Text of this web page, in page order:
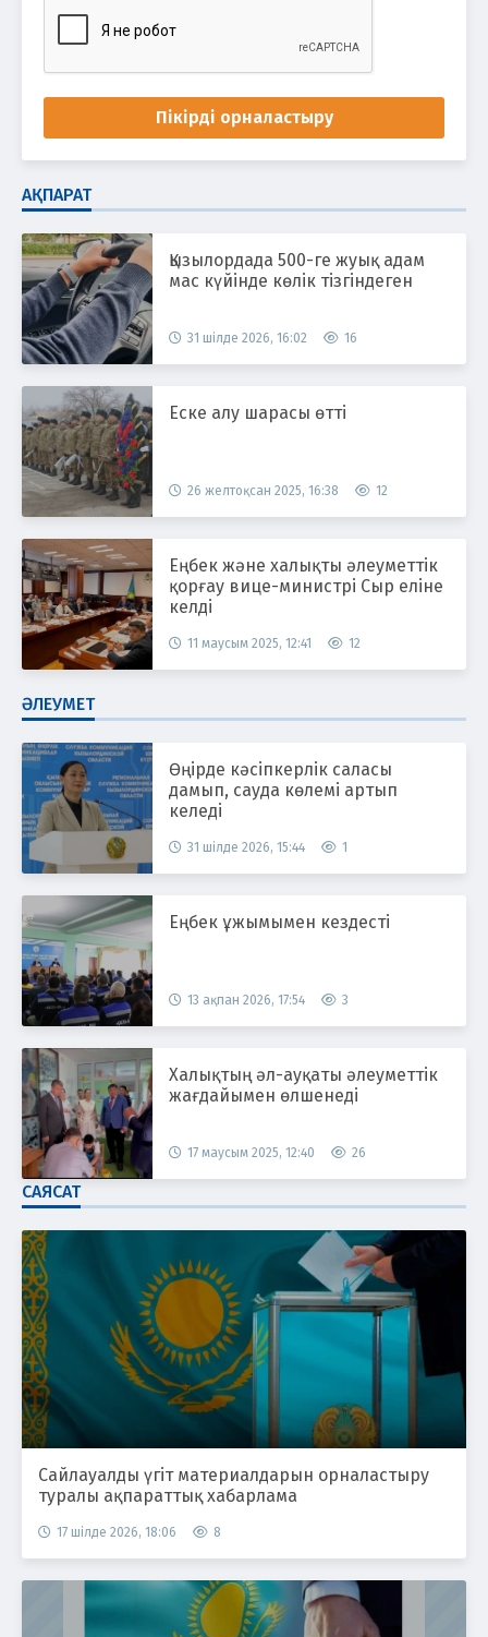
Пікірді орналастыру
АҚПАРАТ
Қызылордада 500-ге жуық адам
мас күйінде көлік тізгіндеген
31 шілде 2026, 16:02 16
Еске алу шарасы өтті
26 желтоқсан 2025, 16:38 12
Еңбек және халықты әлеуметтік
қорғау вице-министрі Сыр еліне
келді
11 маусым 2025, 12:41 12
ӘЛЕУМЕТ
Өңірде кәсіпкерлік саласы
дамып, сауда көлемі артып
келеді
31 шілде 2026, 15:44 1
Еңбек ұжымымен кездесті
13 ақпан 2026, 17:54 3
Халықтың әл-ауқаты әлеуметтік
жағдайымен өлшенеді
17 маусым 2025, 12:40 26
САЯСАТ
Сайлауалды үгіт материалдарын орналастыру
туралы ақпараттық хабарлама
17 шілде 2026, 18:06 8